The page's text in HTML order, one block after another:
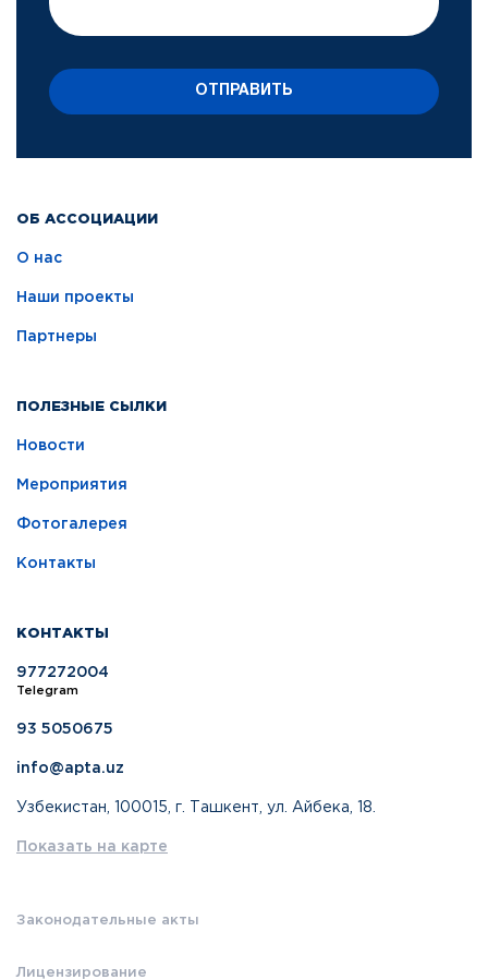
ОБ АССОЦИАЦИИ
О нас
Наши проекты
Партнеры
ПОЛЕЗНЫЕ СЫЛКИ
Новости
Мероприятия
Фотогалерея
Контакты
КОНТАКТЫ
977272004
Telegram
93 5050675
info@apta.uz
Узбекистан, 100015, г. Ташкент, ул. Айбека, 18.
Показать на карте
Законодательные акты
Лицензирование
ОТПРАВИТЬ